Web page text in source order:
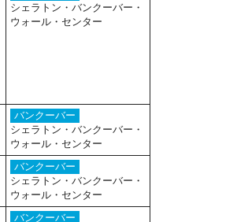
シェラトン・バンクーバー・
ウォール・センター
バンクーバー
シェラトン・バンクーバー・
ウォール・センター
バンクーバー
シェラトン・バンクーバー・
ウォール・センター
バンクーバー